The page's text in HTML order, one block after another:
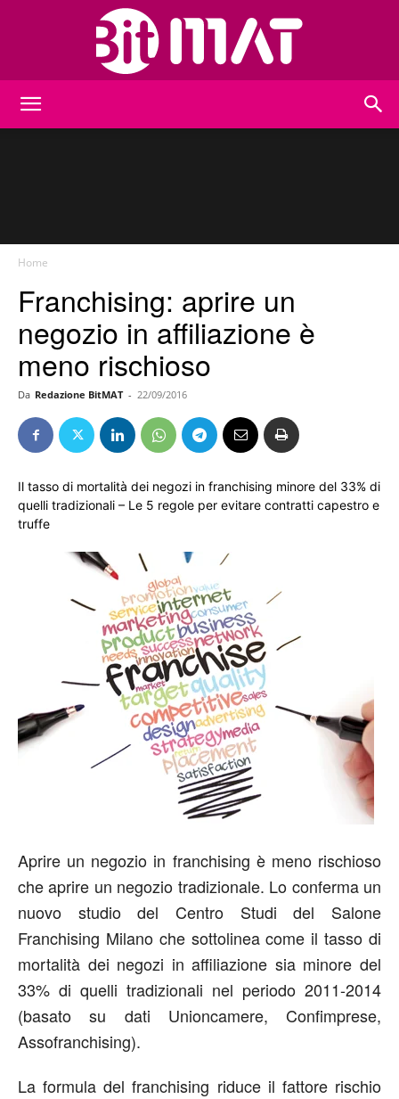
Home
Franchising: aprire un
negozio in affiliazione è
meno rischioso
Da Redazione BitMAT - 22/09/2016
Il tasso di mortalità dei negozi in franchising minore del 33% di
quelli tradizionali – Le 5 regole per evitare contratti capestro e
truffe
Aprire un negozio in franchising è meno rischioso
che aprire un negozio tradizionale. Lo conferma un
nuovo studio del Centro Studi del Salone
Franchising Milano che sottolinea come il tasso di
mortalità dei negozi in affiliazione sia minore del
33% di quelli tradizionali nel periodo 2011-2014
(basato su dati Unioncamere, Confimprese,
Assofranchising).
La formula del franchising riduce il fattore rischio